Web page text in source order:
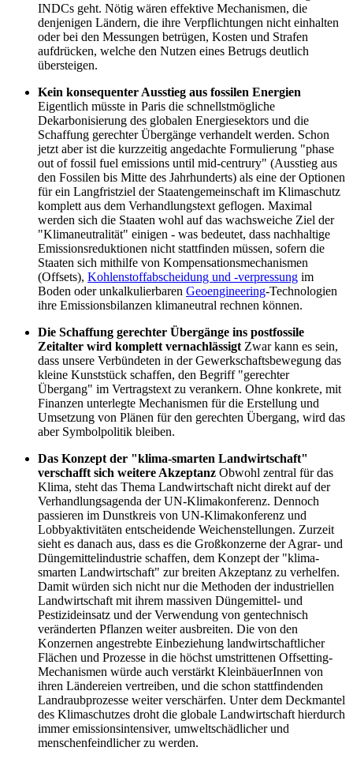
INDCs geht. Nötig wären effektive Mechanismen, die
denjenigen Ländern, die ihre Verpflichtungen nicht einhalten
oder bei den Messungen betrügen, Kosten und Strafen
aufdrücken, welche den Nutzen eines Betrugs deutlich
übersteigen.
Kein konsequenter Ausstieg aus fossilen Energien
Eigentlich müsste in Paris die schnellstmögliche
Dekarbonisierung des globalen Energiesektors und die
Schaffung gerechter Übergänge verhandelt werden. Schon
jetzt aber ist die kurzzeitig angedachte Formulierung "phase
out of fossil fuel emissions until mid-centrury" (Ausstieg aus
den Fossilen bis Mitte des Jahrhunderts) als eine der Optionen
für ein Langfristziel der Staatengemeinschaft im Klimaschutz
komplett aus dem Verhandlungstext geflogen. Maximal
werden sich die Staaten wohl auf das wachsweiche Ziel der
"Klimaneutralität" einigen - was bedeutet, dass nachhaltige
Emissionsreduktionen nicht stattfinden müssen, sofern die
Staaten sich mithilfe von Kompensationsmechanismen
(Offsets), Kohlenstoffabscheidung und -verpressung im
Boden oder unkalkulierbaren Geoengineering-Technologien
ihre Emissionsbilanzen klimaneutral rechnen können.
Die Schaffung gerechter Übergänge ins postfossile
Zeitalter wird komplett vernachlässigt Zwar kann es sein,
dass unsere Verbündeten in der Gewerkschaftsbewegung das
kleine Kunststück schaffen, den Begriff "gerechter
Übergang" im Vertragstext zu verankern. Ohne konkrete, mit
Finanzen unterlegte Mechanismen für die Erstellung und
Umsetzung von Plänen für den gerechten Übergang, wird das
aber Symbolpolitik bleiben.
Das Konzept der "klima-smarten Landwirtschaft"
verschafft sich weitere Akzeptanz Obwohl zentral für das
Klima, steht das Thema Landwirtschaft nicht direkt auf der
Verhandlungsagenda der UN-Klimakonferenz. Dennoch
passieren im Dunstkreis von UN-Klimakonferenz und
Lobbyaktivitäten entscheidende Weichenstellungen. Zurzeit
sieht es danach aus, dass es die Großkonzerne der Agrar- und
Düngemittelindustrie schaffen, dem Konzept der "klima-
smarten Landwirtschaft" zur breiten Akzeptanz zu verhelfen.
Damit würden sich nicht nur die Methoden der industriellen
Landwirtschaft mit ihrem massiven Düngemittel- und
Pestizideinsatz und der Verwendung von gentechnisch
veränderten Pflanzen weiter ausbreiten. Die von den
Konzernen angestrebte Einbeziehung landwirtschaftlicher
Flächen und Prozesse in die höchst umstrittenen Offsetting-
Mechanismen würde auch verstärkt KleinbäuerInnen von
ihren Ländereien vertreiben, und die schon stattfindenden
Landraubprozesse weiter verschärfen. Unter dem Deckmantel
des Klimaschutzes droht die globale Landwirtschaft hierdurch
immer emissionsintensiver, umweltschädlicher und
menschenfeindlicher zu werden.